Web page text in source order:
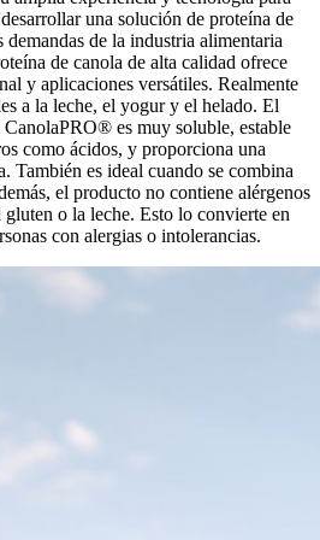
una solución de proteína de
demandas de la industria alimentaria
de canola de alta calidad ofrece
y aplicaciones versátiles. Realmente
a la leche, el yogur y el helado. El
es muy soluble, estable
como ácidos, y proporciona una
También es ideal cuando se combina
el producto no contiene alérgenos
o la leche. Esto lo convierte en
con alergias o intolerancias.